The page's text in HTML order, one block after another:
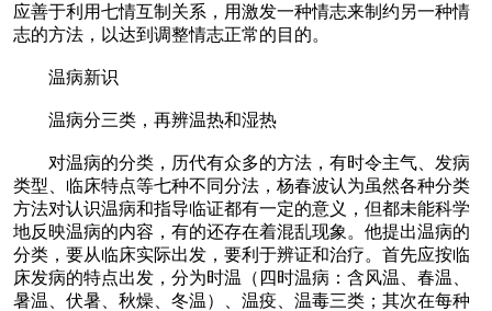
应善于利用七情互制关系，用激发一种情志来制约另一种情
志的方法，以达到调整情志正常的目的。
温病新识
温病分三类，再辨温热和湿热
对温病的分类，历代有众多的方法，有时令主气、发病
类型、临床特点等七种不同分法，杨春波认为虽然各种分类
方法对认识温病和指导临证都有一定的意义，但都未能科学
地反映温病的内容，有的还存在着混乱现象。他提出温病的
分类，要从临床实际出发，要利于辨证和治疗。首先应按临
床发病的特点出发，分为时温（四时温病：含风温、春温、
暑温、伏暑、秋燥、冬温）、温疫、温毒三类；其次在每种